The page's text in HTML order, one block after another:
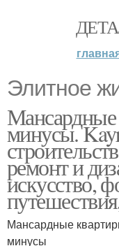
Элитное
минусы.
ремонт и
искусство,
Мансардные
минусы